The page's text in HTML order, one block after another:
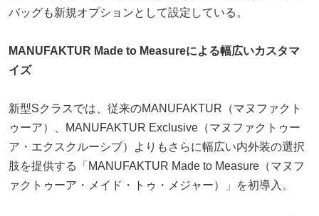
バッグも新規オプションとして設定している。
MANUFAKTUR Made to Measureによる幅広いカスタマ
イズ
新型Sクラスでは、従来のMANUFAKTUR（マヌファクト
ゥーア）、MANUFAKTUR Exclusive（マヌファクトゥー
ア・エクスクルーシブ）よりもさらに幅広い内外装の選択
肢を提供する「MANUFAKTUR Made to Measure（マヌフ
ァクトゥーア・メイド・トゥ・メジャー）」を初導入。